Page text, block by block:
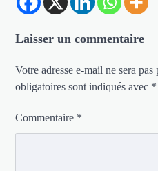
Laisser un commentaire
Votre adresse e-mail ne sera pas
obligatoires sont indiqués avec *
Commentaire *